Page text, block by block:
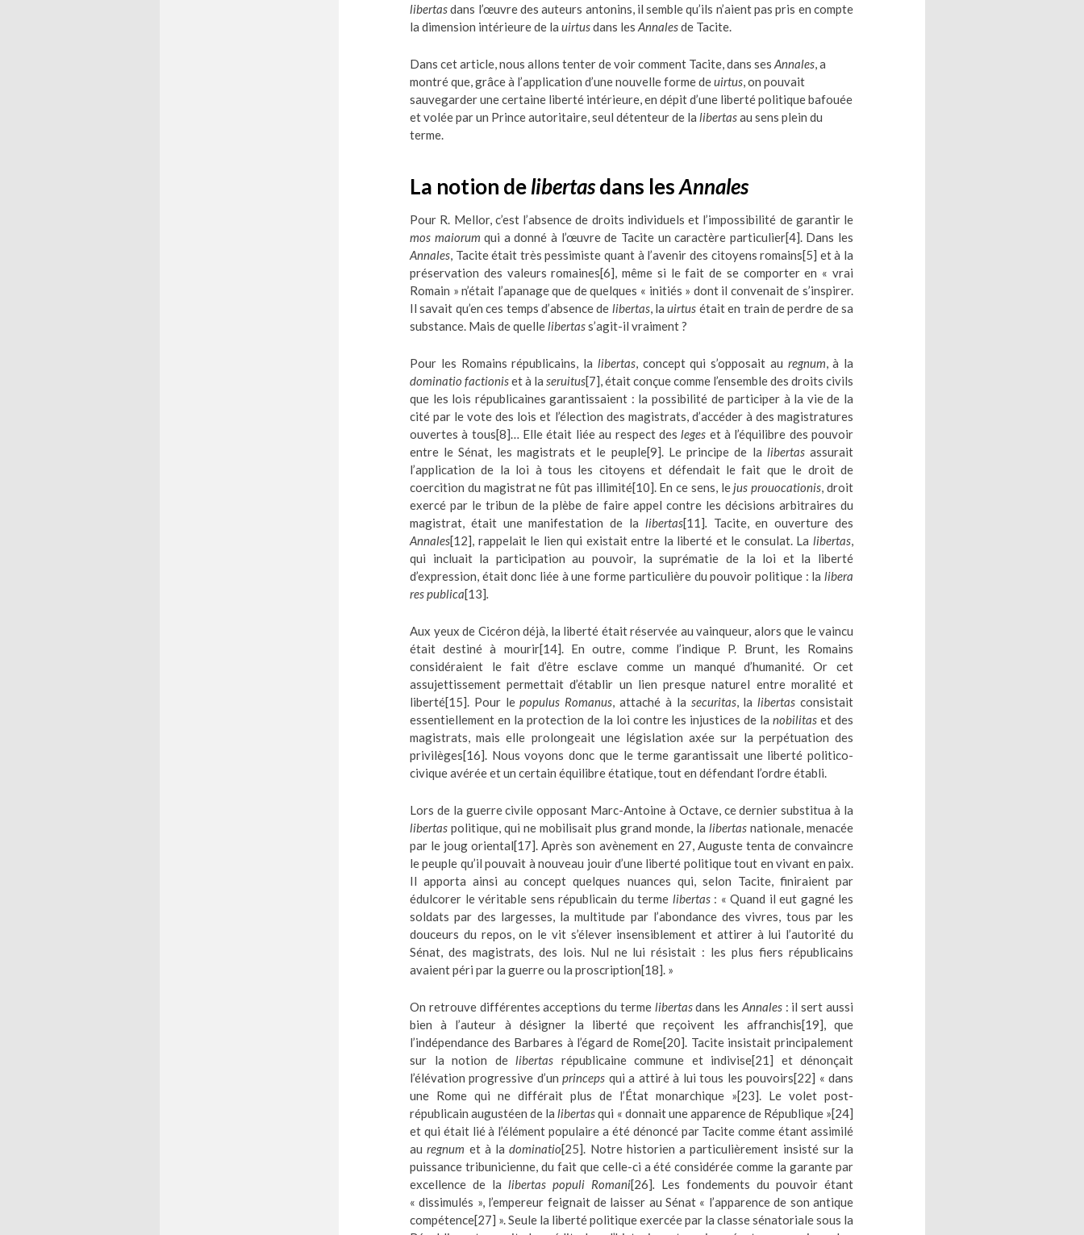
libertasdans l’œuvre des auteurs antonins, il semble qu’ils n’aient pas pris en compte
la dimension intérieure de la uirtusdans les Annalesde Tacite.
Dans cet article, nous allons tenter de voir comment Tacite, dans ses Annales , a
montré que, grâce à l’application d’une nouvelle forme deuirtus , on pouvait
sauvegarder une certaine liberté intérieure, en dépit d’une liberté politique bafouée
et volée par un Prince autoritaire, seul détenteur de la libertasau sens plein du
terme.
La notion delibertasdans lesAnnales
Pour R. Mellor, c’est l’absence de droits individuels et l’impossibilité de garantir le
mos maiorum qui a donné à l’œuvre de Tacite un caractère particulier[4] . Dans les
Annales , Tacite était très pessimiste quant à l’avenir des citoyens romains[5] et à la
préservation des valeurs romaines[6] , même si le fait de se comporter en « vrai
Romain » n’était l’apanage que de quelques « initiés » dont il convenait de s’inspirer.
Il savait qu’en ces temps d’absence de libertas, lauirtus était en train de perdre de sa
substance. Mais de quelle libertass’agit-il vraiment ?
Pour les Romains républicains, la libertas, concept qui s’opposait au regnum , à la
dominatio factioniset à la seruitus[7] , était conçue comme l’ensemble des droits civils
que les lois républicaines garantissaient : la possibilité de participer à la vie de la
cité par le vote des lois et l’élection des magistrats, d’accéder à des magistratures
ouvertes à tous[8] … Elle était liée au respect des leges et à l’équilibre des pouvoir
entre le Sénat, les magistrats et le peuple[9] . Le principe de la libertasassurait
l’application de la loi à tous les citoyens et défendait le fait que le droit de
coercition du magistrat ne fût pas illimité[10] . En ce sens, le jus prouocationis , droit
exercé par le tribun de la plèbe de faire appel contre les décisions arbitraires du
magistrat, était une manifestation de la libertas[11]
Tacite, en ouverture des
Annales[12] , rappelait le lien qui existait entre la liberté et le consulat. La libertas
qui incluait la participation au pouvoir, la suprématie de la loi et la liberté
d’expression, était donc liée à une forme particulière du pouvoir politique : la libera
res publica[13]
Aux yeux de Cicéron déjà, la liberté était réservée au vainqueur, alors que le vaincu
était destiné à mourir[14] . En outre, comme l’indique P. Brunt, les Romains
considéraient le fait d’être esclave comme un manqué d’humanité. Or cet
assujettissement permettait d’établir un lien presque naturel entre moralité et
liberté[15] . Pour lepopulus Romanus , attaché à la securitas, la libertas consistait
essentiellement en la protection de la loi contre les injustices de lanobilitas et des
magistrats, mais elle prolongeait une législation axée sur la perpétuation des
privilèges[16] . Nous voyons donc que le terme garantissait une liberté politico-
civique avérée et un certain équilibre étatique, tout en défendant l’ordre établi.
Lors de la guerre civile opposant Marc-Antoine à Octave, ce dernier substitua à la
libertas politique, qui ne mobilisait plus grand monde, la libertas nationale, menacée
par le joug oriental[17] . Après son avènement en 27, Auguste tenta de convaincre
le peuple qu’il pouvait à nouveau jouir d’une liberté politique tout en vivant en paix.
Il apporta ainsi au concept quelques nuances qui, selon Tacite, finiraient par
édulcorer le véritable sens républicain du terme libertas: « Quand il eut gagné les
soldats par des largesses, la multitude par l’abondance des vivres, tous par les
douceurs du repos, on le vit s’élever insensiblement et attirer à lui l’autorité du
Sénat, des magistrats, des lois. Nul ne lui résistait : les plus fiers républicains
avaient péri par la guerre ou la proscription[18] . »
On retrouve différentes acceptions du terme libertasdans les Annales: il sert aussi
bien à l’auteur à désigner la liberté que reçoivent les affranchis[19] , que
l’indépendance des Barbares à l’égard de Rome[20] . Tacite insistait principalement
sur la notion de libertas républicaine commune et indivise[21] et dénonçait
l’élévation progressive d’unprinceps qui a attiré à lui tous les pouvoirs[22] « dans
une Rome qui ne différait plus de l’État monarchique »[23] . Le volet post-
républicain augustéen de la libertasqui « donnait une apparence de République »[24]
et qui était lié à l’élément populaire a été dénoncé par Tacite comme étant assimilé
auregnum et à ladominatio[25] . Notre historien a particulièrement insisté sur la
puissance tribunicienne, du fait que celle-ci a été considérée comme la garante par
excellence de la libertas populi Romani[26]
Les fondements du pouvoir étant
« dissimulés », l’empereur feignait de laisser au Sénat « l’apparence de son antique
compétence[27] ». Seule la liberté politique exercée par la classe sénatoriale sous la